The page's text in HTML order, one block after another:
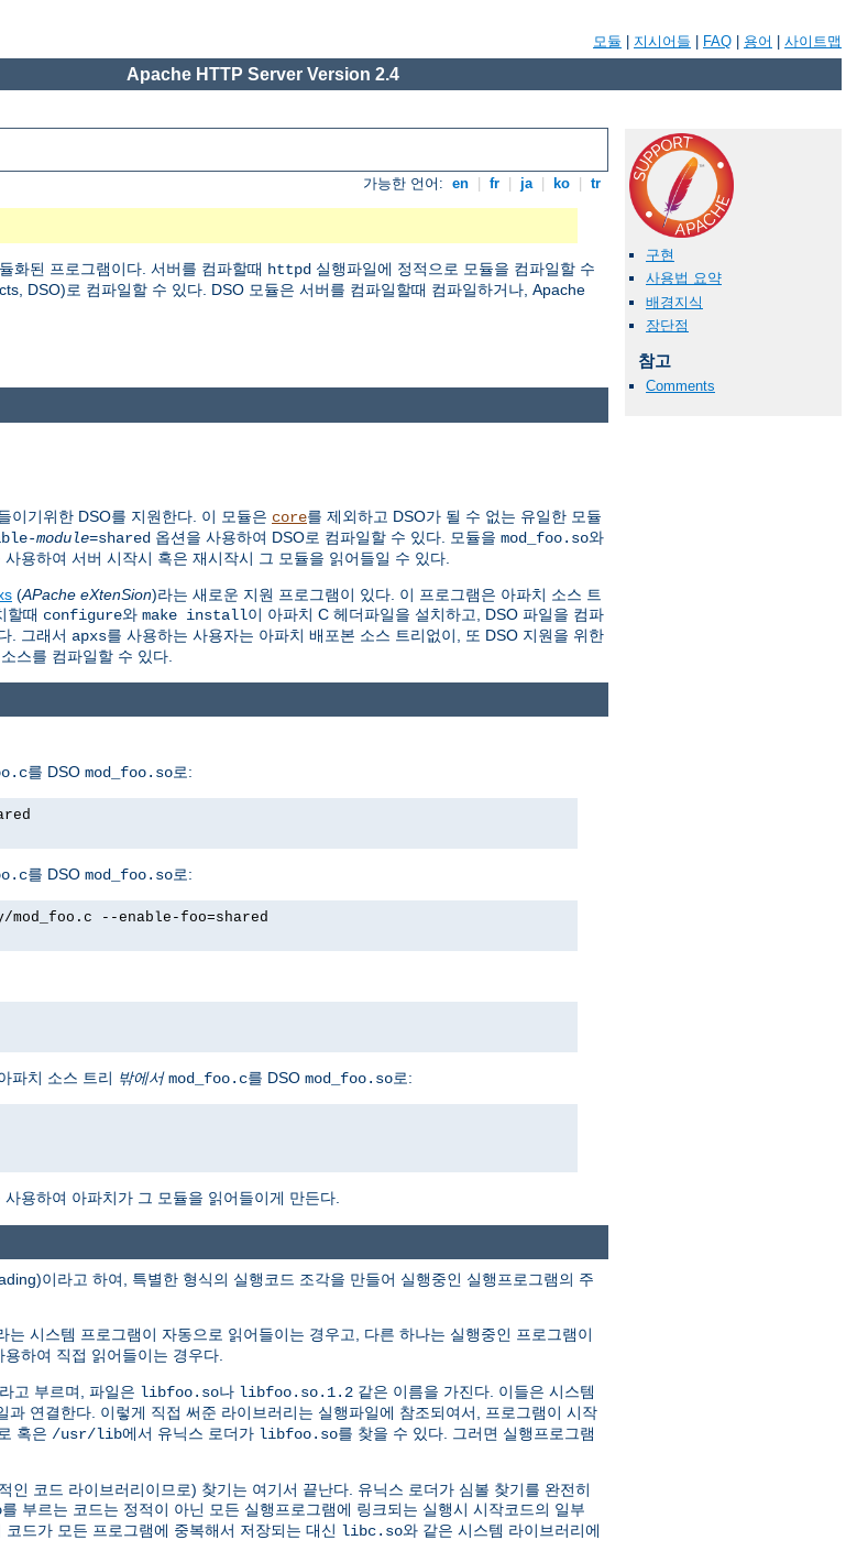
모듈 지시어들 FAQ 용어 사이트맵
Apache HTTP Server Version 2.4
가능한 언어: en fr ja ko tr
화된 프로그램이다. 서버를 컴파할때 httpd 실행파일에 정적으로 모듈을 컴파일할 수
DSO)로 컴파일할 수 있다. DSO 모듈은 서버를 컴파일할때 컴파일하거나, Apache
구현
사용법 요약
배경지식
장단점
참고
Comments
이기위한 DSO를 지원한다. 이 모듈은 core를 제외하고 DSO가 될 수 없는 유일한 모듈
module=shared 옵션을 사용하여 DSO로 컴파일할 수 있다. 모듈을 mod_foo.so와
사용하여 서버 시작시 혹은 재시작시 그 모듈을 읽어들일 수 있다.
(APache eXtenSion)라는 새로운 지원 프로그램이 있다. 이 프로그램은 아파치 소스 트
할때 configure와 make install이 아파치 C 헤더파일을 설치하고, DSO 파일을 컴파
. 그래서 apxs를 사용하는 사용자는 아파치 배포본 소스 트리없이, 또 DSO 지원을 위한
스를 컴파일할 수 있다.
를 DSO mod_foo.so로:
를 DSO mod_foo.so로:
--enable-foo=shared
파치 소스 트리 밖에서 mod_foo.c를 DSO mod_foo.so로:
사용하여 아파치가 그 모듈을 읽어들이게 만든다.
이라고 하여, 특별한 형식의 실행코드 조각을 만들어 실행중인 실행프로그램의 주
는 시스템 프로그램이 자동으로 읽어들이는 경우고, 다른 하나는 실행중인 프로그램이
하여 직접 읽어들이는 경우다.
라고 부르며, 파일은 libfoo.so나 libfoo.so.1.2 같은 이름을 가진다. 이들은 시스템
과 연결한다. 이렇게 직접 써준 라이브러리는 실행파일에 참조되여서, 프로그램이 시작
혹은 /usr/lib에서 유닉스 로더가 libfoo.so를 찾을 수 있다. 그러면 실행프로그램
코드 라이브러리이므로) 찾기는 여기서 끝난다. 유닉스 로더가 심볼 찾기를 완전히
를 부르는 코드는 정적이 아닌 모든 실행프로그램에 링크되는 실행시 시작코드의 일부
드가 모든 프로그램에 중복해서 저장되는 대신 libc.so와 같은 시스템 라이브러리에